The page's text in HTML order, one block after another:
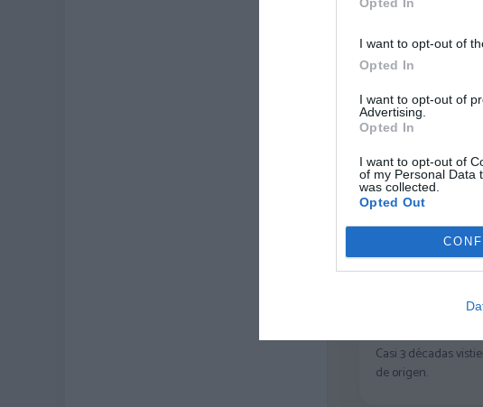
I want to opt-out of
Opted In
I want to opt-out of
Advertising.
Opted In
I want to opt-out of
of my Personal Data
was collected.
Opted Out
Ver producto
Casi 3 décadas
de origen.